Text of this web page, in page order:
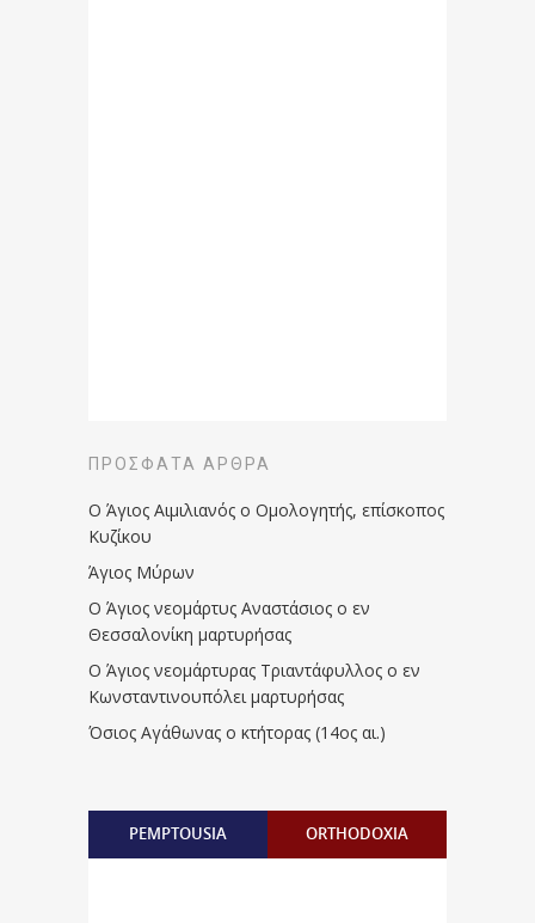
ΠΡΌΣΦΑΤΑ ΆΡΘΡΑ
Ο Άγιος Αιμιλιανός ο Ομολογητής, επίσκοπος
Κυζίκου
Άγιος Μύρων
Ο Άγιος νεομάρτυς Αναστάσιος ο εν
Θεσσαλονίκη μαρτυρήσας
Ο Άγιος νεομάρτυρας Τριαντάφυλλος ο εν
Κωνσταντινουπόλει μαρτυρήσας
Όσιος Αγάθωνας ο κτήτορας (14ος αι.)
PEMPTOUSIA ORTHODOXIA